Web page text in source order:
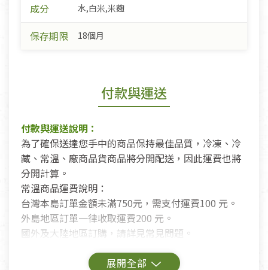
成分 水,白米,米麴
保存期限 18個月
付款與運送
付款與運送說明：
為了確保送達您手中的商品保持最佳品質，冷凍、冷
藏、常溫、廠商品貨商品將分開配送，因此運費也將
分開計算。
常溫商品運費說明：
台灣本島訂單金額未滿750元，需支付運費100 元。
外島地區訂單一律收取運費200 元。
國外及大陸地區訂購，請詳見常見問題。